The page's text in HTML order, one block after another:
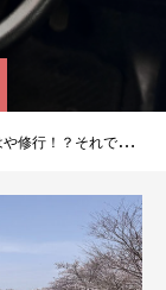
？それでも京都が好き